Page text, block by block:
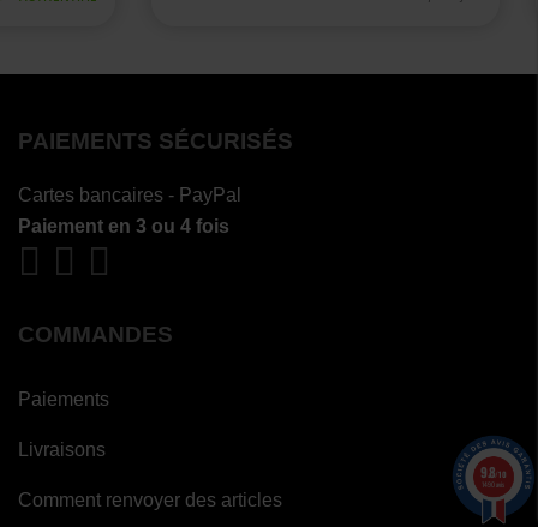
PAIEMENTS SÉCURISÉS
Cartes bancaires - PayPal
Paiement en 3 ou 4 fois
COMMANDES
Paiements
Livraisons
Comment renvoyer des articles
9.8/10
1490 avis